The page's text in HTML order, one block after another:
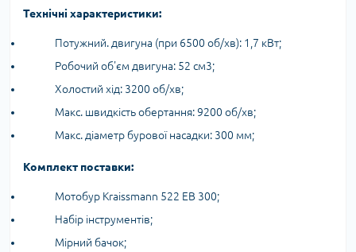
Технічні характеристики:
Потужний. двигуна (при 6500 об/хв): 1,7 кВт;
Робочий об'єм двигуна: 52 см3;
Холостий хід: 3200 об/хв;
Макс. швидкість обертання: 9200 об/хв;
Макс. діаметр бурової насадки: 300 мм;
Комплект поставки:
Мотобур Kraissmann 522 EB 300;
Набір інструментів;
Мірний бачок;